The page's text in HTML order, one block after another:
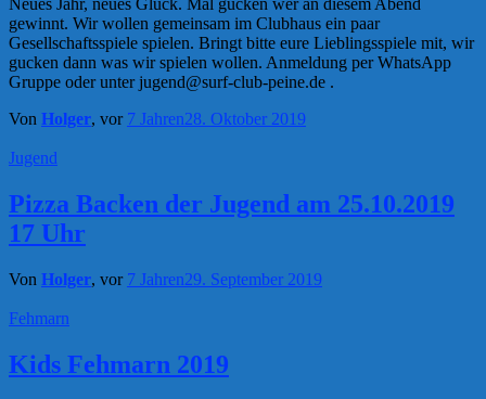
Neues Jahr, neues Glück. Mal gucken wer an diesem Abend
gewinnt. Wir wollen gemeinsam im Clubhaus ein paar
Gesellschaftsspiele spielen. Bringt bitte eure Lieblingsspiele mit, wir
gucken dann was wir spielen wollen. Anmeldung per WhatsApp
Gruppe oder unter jugend@surf-club-peine.de .
Von Holger, vor 7 Jahren28. Oktober 2019
Jugend
Pizza Backen der Jugend am 25.10.2019
17 Uhr
Von Holger, vor 7 Jahren29. September 2019
Fehmarn
Kids Fehmarn 2019